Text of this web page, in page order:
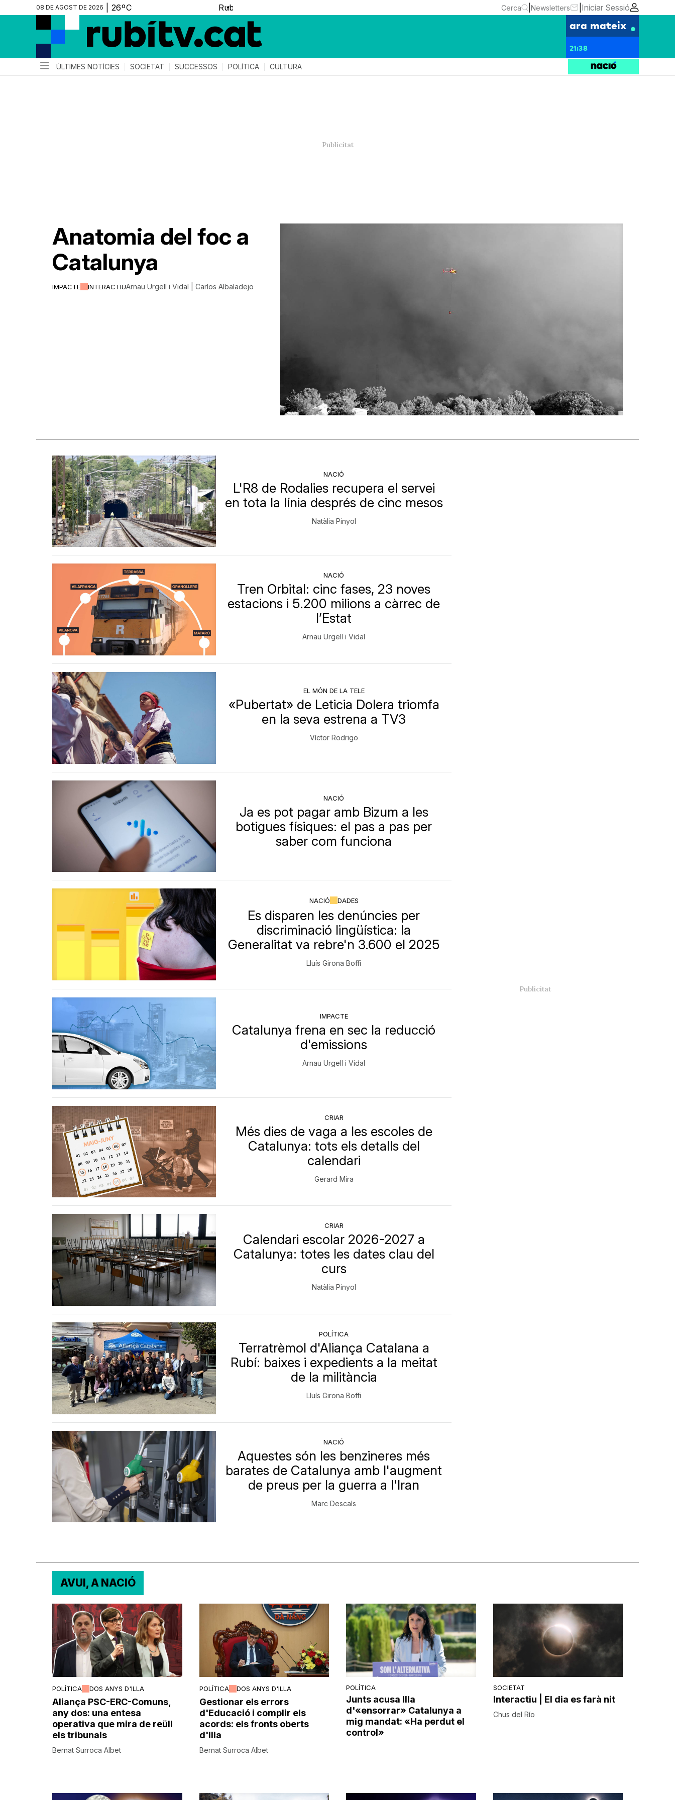
08 DE AGOST DE 2026 ▼ Cerca Newsletters Iniciar Sessió
ara mateix
21:38
ÚLTIMES NOTÍCIES SOCIETAT SUCCESSOS POLÍTICA CULTURA
IMPACTE INTERACTIU
Anatomia del foc a
Catalunya
Arnau Urgell i Vidal | Carlos Albaladejo
NACIÓ
L'R8 de Rodalies recupera el servei
en tota la línia després de cinc mesos
Natàlia Pinyol
NACIÓ
Tren Orbital: cinc fases, 23 noves
estacions i 5.200 milions a càrrec de
l’Estat
Arnau Urgell i Vidal
EL MÓN DE LA TELE
«Pubertat» de Leticia Dolera triomfa
en la seva estrena a TV3
Víctor Rodrigo
NACIÓ
Ja es pot pagar amb Bizum a les
botigues físiques: el pas a pas per
saber com funciona
NACIÓ DADES
Es disparen les denúncies per
discriminació lingüística: la
Generalitat va rebre'n 3.600 el 2025
Lluís Girona Boffi
IMPACTE
Catalunya frena en sec la reducció
d'emissions
Arnau Urgell i Vidal
CRIAR
Més dies de vaga a les escoles de
Catalunya: tots els detalls del
calendari
Gerard Mira
CRIAR
Calendari escolar 2026-2027 a
Catalunya: totes les dates clau del
curs
Natàlia Pinyol
POLÍTICA
Terratrèmol d'Aliança Catalana a
Rubí: baixes i expedients a la meitat
de la militància
Lluís Girona Boffi
NACIÓ
Aquestes són les benzineres més
barates de Catalunya amb l'augment
de preus per la guerra a l'Iran
Marc Descals
AVUI, A NACIÓ
POLÍTICA DOS ANYS D'ILLA
Aliança PSC-ERC-Comuns,
any dos: una entesa
operativa que mira de reüll
els tribunals
Bernat Surroca Albet
POLÍTICA DOS ANYS D'ILLA
Gestionar els errors
d'Educació i complir els
acords: els fronts oberts
d'Illa
Bernat Surroca Albet
POLÍTICA
Junts acusa Illa
d'«ensorrar» Catalunya a
mig mandat: «Ha perdut el
control»
SOCIETAT
Interactiu | El dia es farà nit
Chus del Río